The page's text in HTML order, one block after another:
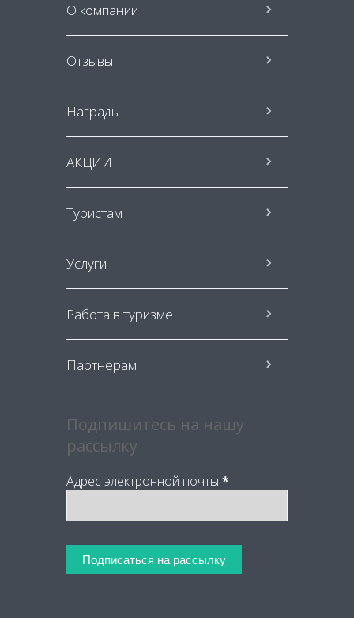
О компании
Отзывы
Награды
АКЦИИ
Туристам
Услуги
Работа в туризме
Партнерам
Подпишитесь на нашу
рассылку
Адрес электронной почты *